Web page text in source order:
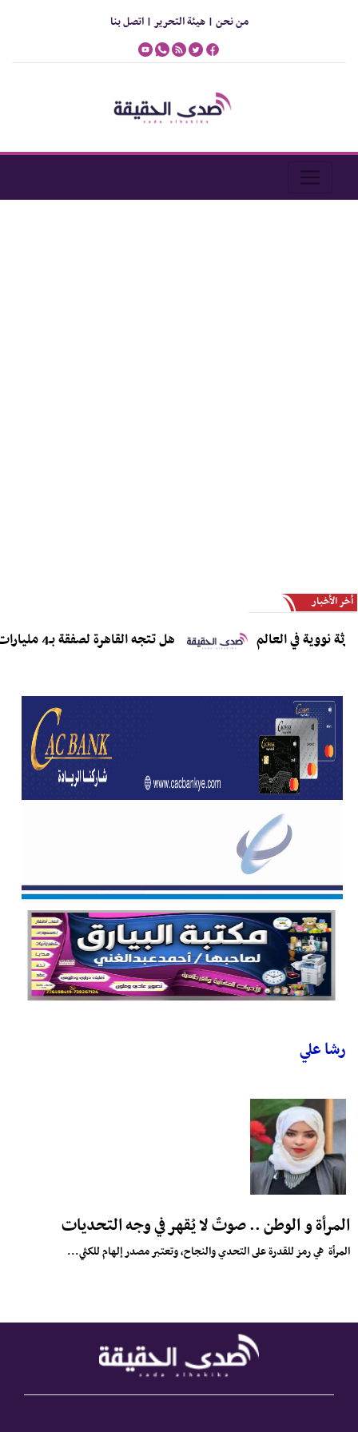
من نحن |هيئة التحرير |اتصل بنا
أخر الأخبار
نووية في العالم هل تتجه القاهرة لصفقة بـ4 مليارات دولار لاقتناء مقاتلات J-10CE وJ-35؟
رشا علي
المرأة و الوطن .. صوتٌ لا يُقهر في وجه التحديات
المرأة هي رمز للقدرة على التحدي والنجاح، وتعتبر مصدر إلهام للكثي...